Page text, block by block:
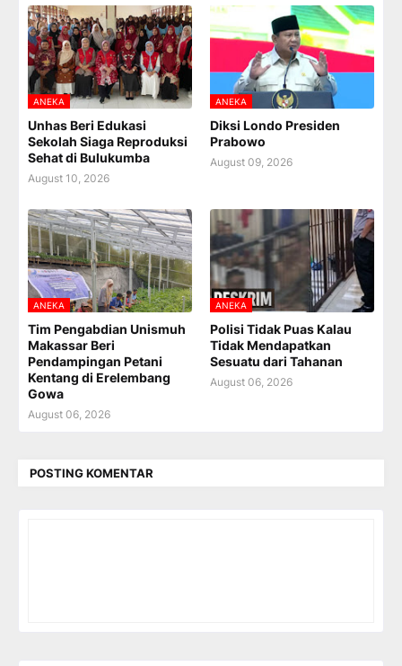
ANEKA
Unhas Beri Edukasi
Sekolah Siaga Reproduksi
Sehat di Bulukumba
August 10, 2026
ANEKA
Diksi Londo Presiden
Prabowo
August 09, 2026
ANEKA
Tim Pengabdian Unismuh
Makassar Beri
Pendampingan Petani
Kentang di Erelembang
Gowa
August 06, 2026
ANEKA
Polisi Tidak Puas Kalau
Tidak Mendapatkan
Sesuatu dari Tahanan
August 06, 2026
POSTING KOMENTAR